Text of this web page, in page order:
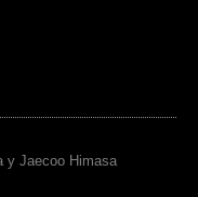
y Jaecoo Himasa